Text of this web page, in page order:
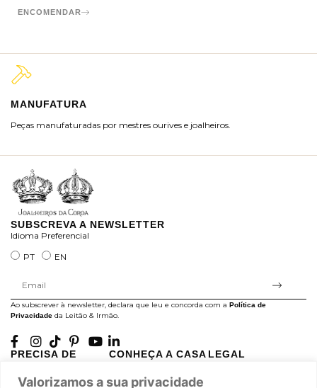
Valorizamos a sua privacidade
ENCOMENDAR
MANUFATURA
Peças manufaturadas por mestres ourives e joalheiros.
SUBSCREVA A NEWSLETTER
Idioma Preferencial
PT
EN
Ao subscrever à newsletter, declara que leu e concorda com a Política de
Privacidade da Leitão & Irmão.
PRECISA DE
A minha conta
CONHEÇA A CASA
História
LEGAL